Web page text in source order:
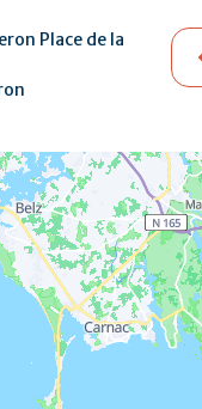
Place de la